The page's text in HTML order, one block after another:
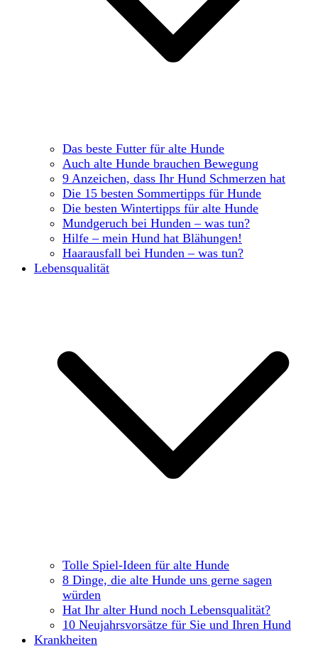
Das beste Futter für alte Hunde
Auch alte Hunde brauchen Bewegung
9 Anzeichen, dass Ihr Hund Schmerzen hat
Die 15 besten Sommertipps für Hunde
Die besten Wintertipps für alte Hunde
Mundgeruch bei Hunden – was tun?
Hilfe – mein Hund hat Blähungen!
Haarausfall bei Hunden – was tun?
Lebensqualität
Tolle Spiel-Ideen für alte Hunde
8 Dinge, die alte Hunde uns gerne sagen
würden
Hat Ihr alter Hund noch Lebensqualität?
10 Neujahrsvorsätze für Sie und Ihren Hund
Krankheiten